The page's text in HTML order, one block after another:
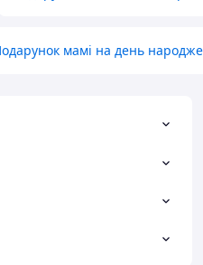
мамі на день